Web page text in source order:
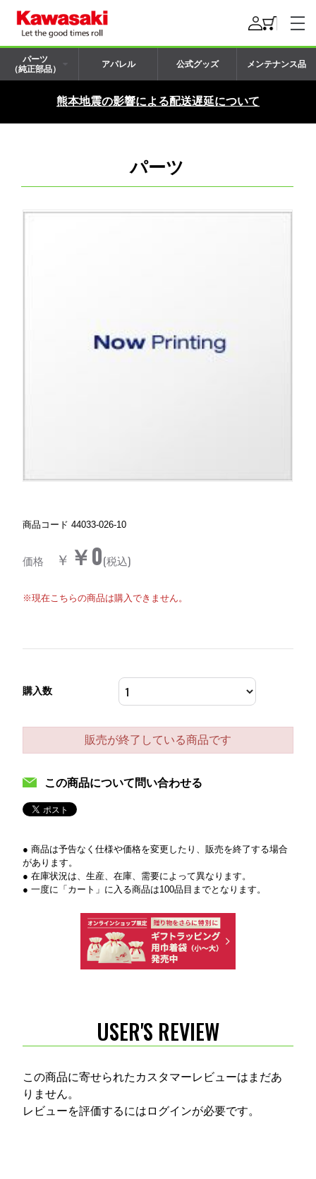
パーツ
（純正部品）
アパレル 公式グッズ メンテナンス品
熊本地震の影響による配送遅延について
パーツ
商品コード 44033-026-10
価格 ￥ ￥0(税込)
※現在こちらの商品は購入できません。
購入数
販売が終了している商品です
この商品について問い合わせる
● 商品は予告なく仕様や価格を変更したり、販売を終了する場合
があります。
● 在庫状況は、生産、在庫、需要によって異なります。
● 一度に「カート」に入る商品は100品目までとなります。
USER'S REVIEW
この商品に寄せられたカスタマーレビューはまだあ
りません。
レビューを評価するには ログインが必要です。